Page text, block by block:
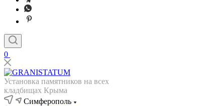
0
Установка памятников на всех
кладбищах Крыма
Симферополь